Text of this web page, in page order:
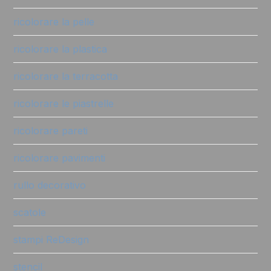
ricolorare la pelle
ricolorare la plastica
ricolorare la terracotta
ricolorare le piastrelle
ricolorare pareti
ricolorare pavimenti
rullo decorativo
scatole
stampi ReDesign
stencil